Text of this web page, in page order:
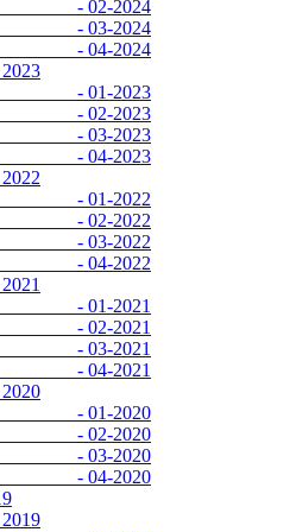
2024
2024
2024
2023
2023
2023
2023
2022
2022
2022
2022
2021
2021
2021
2021
2020
2020
2020
2020